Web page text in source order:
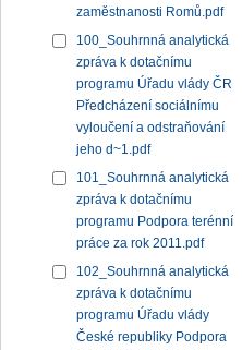
zaměstnanosti Romů.pdf
100_Souhrnná analytická
zpráva k dotačnímu
programu Úřadu vlády ČR
Předcházení sociálnímu
vyloučení a odstraňování
jeho d~1.pdf
101_Souhrnná analytická
zpráva k dotačnímu
programu Podpora terénní
práce za rok 2011.pdf
102_Souhrnná analytická
zpráva k dotačnímu
programu Úřadu vlády
České republiky Podpora